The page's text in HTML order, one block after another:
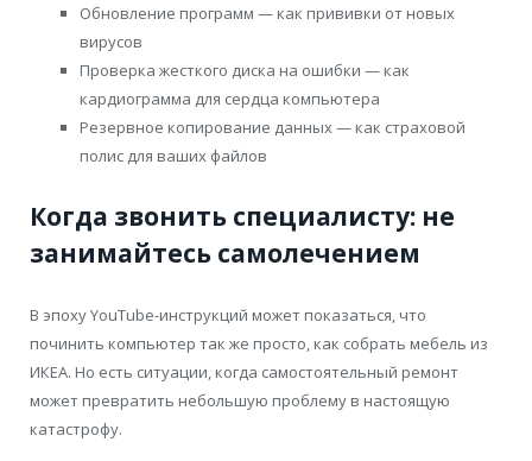
Обновление программ — как прививки от новых
вирусов
Проверка жесткого диска на ошибки — как
кардиограмма для сердца компьютера
Резервное копирование данных — как страховой
полис для ваших файлов
Когда звонить специалисту: не
занимайтесь самолечением
В эпоху YouTube-инструкций может показаться, что
починить компьютер так же просто, как собрать мебель из
ИКЕА. Но есть ситуации, когда самостоятельный ремонт
может превратить небольшую проблему в настоящую
катастрофу.